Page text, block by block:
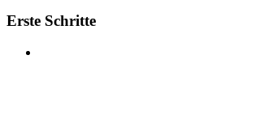
Erste Schritte